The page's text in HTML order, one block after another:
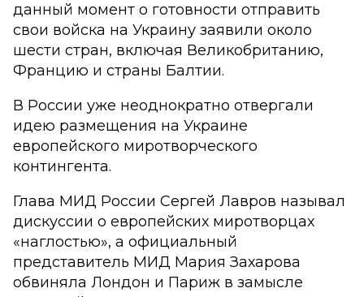
данный момент о готовности отправить
свои войска на Украину заявили около
шести стран, включая Великобританию,
Францию ​​и страны Балтии.
В России уже неоднократно отвергали
идею размещения на Украине
европейского миротворческого
контингента.
Глава МИД России Сергей Лавров называл
дискуссии о европейских миротворцах
«наглостью», а официальный
представитель МИД Мария Захарова
обвиняла Лондон и Париж в замысле